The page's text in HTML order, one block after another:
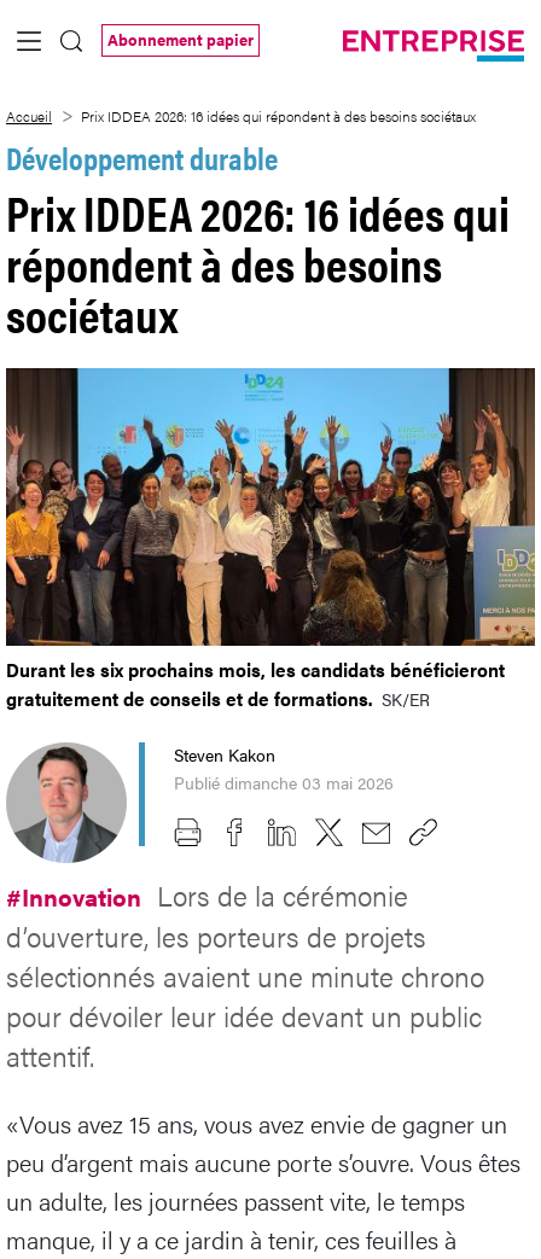
Saut au contenu principal
Abonnement papier
Accueil Prix IDDEA 2026: 16 idées qui répondent à des besoins sociétaux
Développement durable
Prix IDDEA 2026: 16 idées qui
répondent à des besoins
sociétaux
Durant les six prochains mois, les candidats bénéficieront
gratuitement de conseils et de formations. SK/ER
Steven Kakon
Publié dimanche 03 mai 2026
#Innovation Lors de la cérémonie
d’ouverture, les porteurs de projets
sélectionnés avaient une minute chrono
pour dévoiler leur idée devant un public
attentif.
«Vous avez 15 ans, vous avez envie de gagner un
peu d’argent mais aucune porte s’ouvre. Vous êtes
un adulte, les journées passent vite, le temps
manque, il y a ce jardin à tenir, ces feuilles à